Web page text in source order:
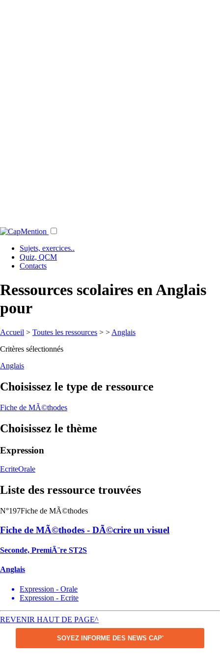
Sujets, exercices..
Quiz, QCM
Contacts
Ressources scolaires en Anglais
pour
Accueil > Toutes les ressources > > Anglais
Critères sélectionnés
Anglais
Choisissez le type de ressource
Fiche de MÃ©thodes
Choisissez le thème
Expression
EcriteOrale
Liste des ressource trouvées
N°197Fiche de MÃ©thodes
Fiche de MÃ©thodes - DÃ©crire un visuel
Seconde, PremiÃ¨re ST2S
Anglais
Expression - Orale
Expression - Ecrite
REVENIR HAUT DE PAGE^
SOYEZ INFORME DES NEWS CAP'